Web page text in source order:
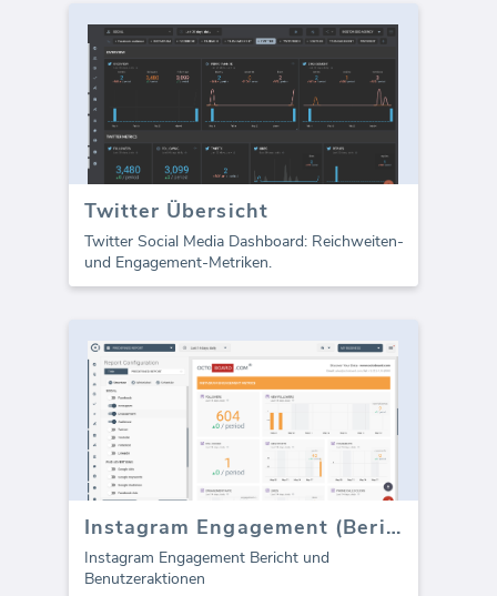
Twitter Übersicht
Twitter Social Media Dashboard: Reichweiten-
und Engagement-Metriken.
Instagram Engagement (Bericht)
Instagram Engagement Bericht und
Benutzeraktionen